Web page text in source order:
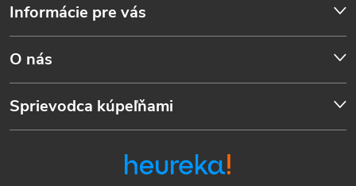
Informácie pre vás
O nás
Sprievodca kúpeľňami